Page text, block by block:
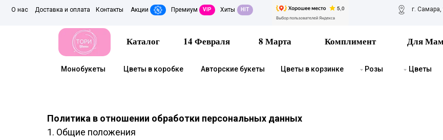
г. Самара,
О нас Контакты
Монобукеты Цветы в коробке
Акции
Каталог
Цветы в корзинке
14 Февраля
VIP
Премиум
Авторские букеты Розы
8 Марта Комплимент Для
Цветы
Хиты HIT
Доставка и оплата
Политика в отношении обработки персональных данных
1. Общие положения